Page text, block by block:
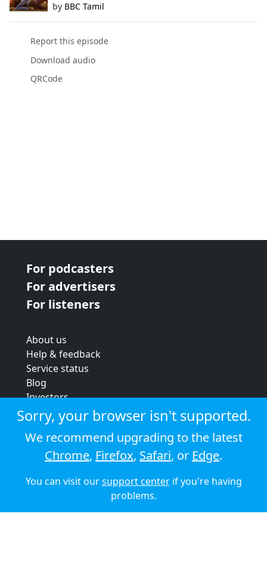
by BBC Tamil
Report this episode
Download audio
QRCode
For podcasters
For advertisers
For listeners
About us
Help & feedback
Service status
Blog
Investors
Strategic review
Terms & conditions
Privacy policy
Cookie policy
© 2026 Audioboom
Sorry, your browser isn't supported.
We recommend upgrading to the latest
Chrome, Firefox, Safari, or Edge.
You can visit oursupport centerif you're having
problems.